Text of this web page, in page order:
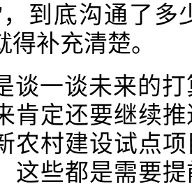
，到底沟通了
补充清楚。
谈一谈未来的
肯定还要继续
农村建设试点
这些都是需要